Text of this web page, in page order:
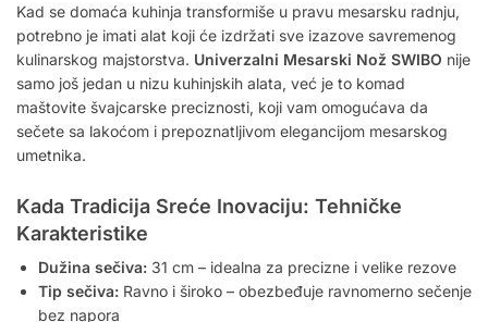
Kad se domaća kuhinja transformiše u pravu mesarsku radnju,
potrebno je imati alat koji će izdržati sve izazove savremenog
kulinarskog majstorstva. Univerzalni Mesarski Nož SWIBO nije
samo još jedan u nizu kuhinjskih alata, već je to komad
maštovite švajcarske preciznosti, koji vam omogućava da
sečete sa lakoćom i prepoznatljivom elegancijom mesarskog
umetnika.
Kada Tradicija Sreće Inovaciju: Tehničke
Karakteristike
Dužina sečiva: 31 cm – idealna za precizne i velike rezove
Tip sečiva: Ravno i široko – obezbeđuje ravnomerno sečenje
bez napora